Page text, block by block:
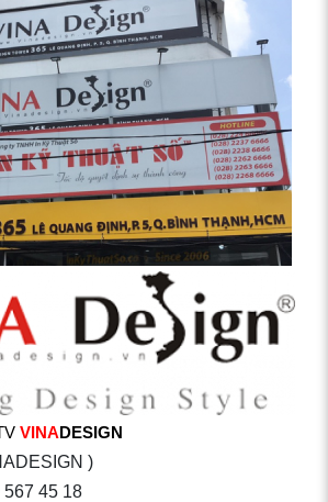
VINADESIGN
)
567 45 18